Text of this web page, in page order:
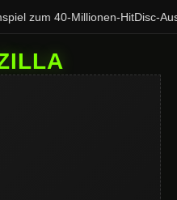
zum 40-Millionen-HitDisc-Aus